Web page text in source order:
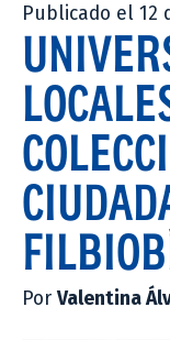
Publicado el 12
PorValentina